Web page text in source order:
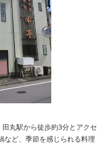
丸駅から徒歩約3分とアクセ
など、季節を感じられる料理